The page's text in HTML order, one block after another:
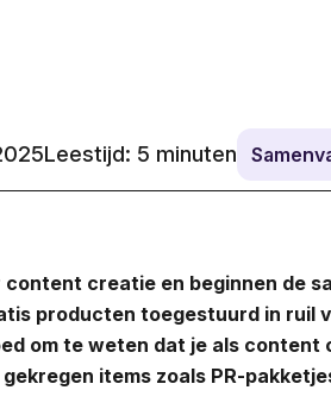
Leestijd: 5 minuten
content creatie en beginnen de
producten toegestuurd in ruil
om te weten dat je als
items zoals PR-